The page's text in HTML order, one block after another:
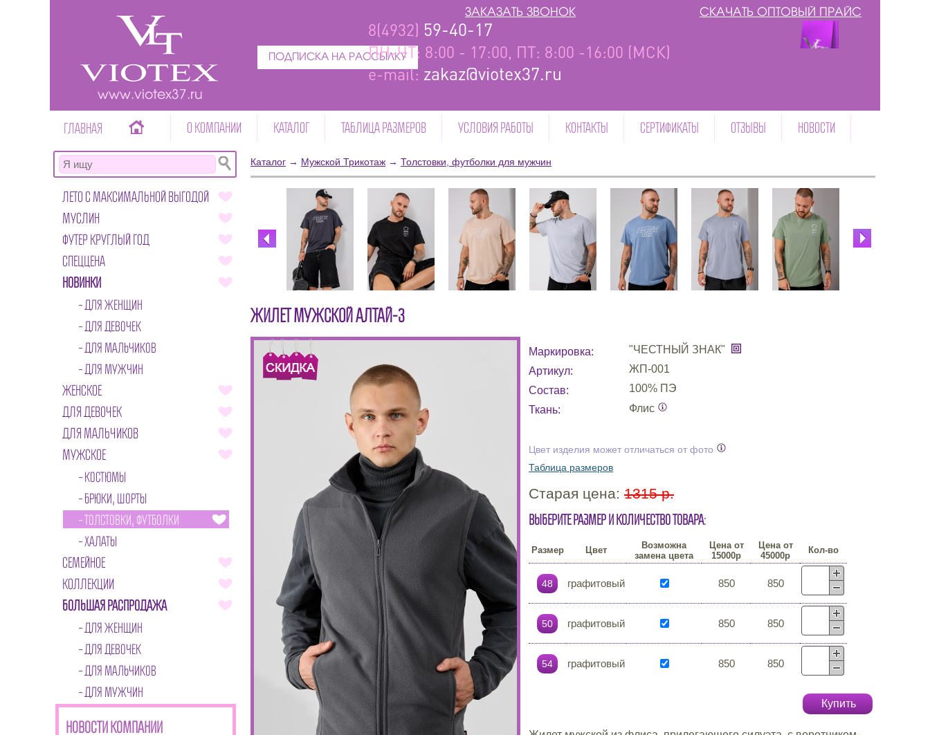
www.viotex37.ru
ПОДПИСКА НА РАССЫЛКУ
8(4932) 59-40-17
ПН-ЧТ: 8:00 - 17:00, ПТ: 8:00 -16:00 (МСК)
e-mail: zakaz@viotex37.ru
СКАЧАТЬ ОПТОВЫЙ ПРАЙС
ЗАКАЗАТЬ ЗВОНОК
ГЛАВНАЯ О КОМПАНИИ КАТАЛОГ ТАБЛИЦА РАЗМЕРОВ УСЛОВИЯ РАБОТЫ КОНТАКТЫ СЕРТИФИКАТЫ ОТЗЫВЫ НОВОСТИ
ЛЕТО С МАКСИМАЛЬНОЙ ВЫГОДОЙ
МУСЛИН
ФУТЕР КРУГЛЫЙ ГОД
СПЕЦЦЕНА
НОВИНКИ
ДЛЯ ЖЕНЩИН
ДЛЯ ДЕВОЧЕК
ДЛЯ МАЛЬЧИКОВ
ДЛЯ МУЖЧИН
ЖЕНСКОЕ
ДЛЯ ДЕВОЧЕК
ДЛЯ МАЛЬЧИКОВ
МУЖСКОЕ
КОСТЮМЫ
БРЮКИ, ШОРТЫ
ТОЛСТОВКИ, ФУТБОЛКИ
ХАЛАТЫ
СЕМЕЙНОЕ
КОЛЛЕКЦИИ
БОЛЬШАЯ РАСПРОДАЖА
ДЛЯ ЖЕНЩИН
ДЛЯ ДЕВОЧЕК
ДЛЯ МАЛЬЧИКОВ
ДЛЯ МУЖЧИН
НОВОСТИ КОМПАНИИ
Каталог → Мужской Трикотаж → Толстовки, футболки для мужчин
ЖИЛЕТ МУЖСКОЙ АЛТАЙ-3
Маркировка:
"ЧЕСТНЫЙ ЗНАК"
Артикул:
ЖП-001
Состав:
100% ПЭ
Ткань:
Флис
Цвет изделия может отличаться от фото
Таблица размеров
Старая цена: 1315 р.
Выберите размер и количество товара:
Размер Цвет
Возможна
замена цвета
Цена от
15000р
Цена от
45000р
Кол-во
48 графитовый 850 850
50 графитовый 850 850
54 графитовый 850 850
Купить